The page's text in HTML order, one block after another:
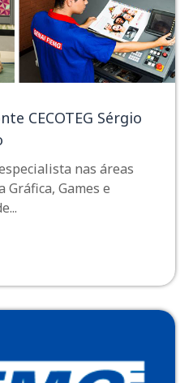
CECOTEG Sérgio
nas áreas
Gráfica, Games e